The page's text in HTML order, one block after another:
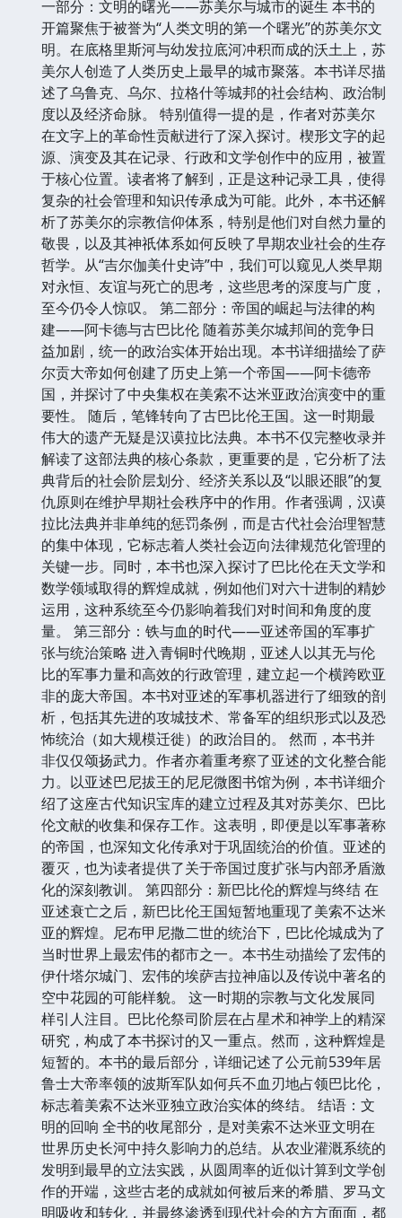
一部分：文明的曙光——苏美尔与城市的诞生 本书的
开篇聚焦于被誉为“人类文明的第一个曙光”的苏美尔文
明。在底格里斯河与幼发拉底河冲积而成的沃土上，苏
美尔人创造了人类历史上最早的城市聚落。本书详尽描
述了乌鲁克、乌尔、拉格什等城邦的社会结构、政治制
度以及经济命脉。 特别值得一提的是，作者对苏美尔
在文字上的革命性贡献进行了深入探讨。楔形文字的起
源、演变及其在记录、行政和文学创作中的应用，被置
于核心位置。读者将了解到，正是这种记录工具，使得
复杂的社会管理和知识传承成为可能。此外，本书还解
析了苏美尔的宗教信仰体系，特别是他们对自然力量的
敬畏，以及其神祇体系如何反映了早期农业社会的生存
哲学。从“吉尔伽美什史诗”中，我们可以窥见人类早期
对永恒、友谊与死亡的思考，这些思考的深度与广度，
至今仍令人惊叹。 第二部分：帝国的崛起与法律的构
建——阿卡德与古巴比伦 随着苏美尔城邦间的竞争日
益加剧，统一的政治实体开始出现。本书详细描绘了萨
尔贡大帝如何创建了历史上第一个帝国——阿卡德帝
国，并探讨了中央集权在美索不达米亚政治演变中的重
要性。 随后，笔锋转向了古巴比伦王国。这一时期最
伟大的遗产无疑是汉谟拉比法典。本书不仅完整收录并
解读了这部法典的核心条款，更重要的是，它分析了法
典背后的社会阶层划分、经济关系以及“以眼还眼”的复
仇原则在维护早期社会秩序中的作用。作者强调，汉谟
拉比法典并非单纯的惩罚条例，而是古代社会治理智慧
的集中体现，它标志着人类社会迈向法律规范化管理的
关键一步。同时，本书也深入探讨了巴比伦在天文学和
数学领域取得的辉煌成就，例如他们对六十进制的精妙
运用，这种系统至今仍影响着我们对时间和角度的度
量。 第三部分：铁与血的时代——亚述帝国的军事扩
张与统治策略 进入青铜时代晚期，亚述人以其无与伦
比的军事力量和高效的行政管理，建立起一个横跨欧亚
非的庞大帝国。本书对亚述的军事机器进行了细致的剖
析，包括其先进的攻城技术、常备军的组织形式以及恐
怖统治（如大规模迁徙）的政治目的。 然而，本书并
非仅仅颂扬武力。作者亦着重考察了亚述的文化整合能
力。以亚述巴尼拔王的尼尼微图书馆为例，本书详细介
绍了这座古代知识宝库的建立过程及其对苏美尔、巴比
伦文献的收集和保存工作。这表明，即便是以军事著称
的帝国，也深知文化传承对于巩固统治的价值。亚述的
覆灭，也为读者提供了关于帝国过度扩张与内部矛盾激
化的深刻教训。 第四部分：新巴比伦的辉煌与终结 在
亚述衰亡之后，新巴比伦王国短暂地重现了美索不达米
亚的辉煌。尼布甲尼撒二世的统治下，巴比伦城成为了
当时世界上最宏伟的都市之一。本书生动描绘了宏伟的
伊什塔尔城门、宏伟的埃萨吉拉神庙以及传说中著名的
空中花园的可能样貌。 这一时期的宗教与文化发展同
样引人注目。巴比伦祭司阶层在占星术和神学上的精深
研究，构成了本书探讨的又一重点。然而，这种辉煌是
短暂的。本书的最后部分，详细记述了公元前539年居
鲁士大帝率领的波斯军队如何兵不血刃地占领巴比伦，
标志着美索不达米亚独立政治实体的终结。 结语：文
明的回响 全书的收尾部分，是对美索不达米亚文明在
世界历史长河中持久影响力的总结。从农业灌溉系统的
发明到最早的立法实践，从圆周率的近似计算到文学创
作的开端，这些古老的成就如何被后来的希腊、罗马文
明吸收和转化，并最终渗透到现代社会的方方面面，都